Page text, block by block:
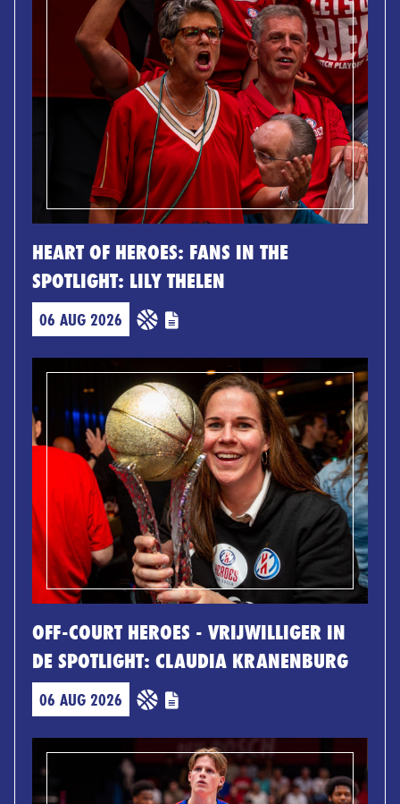
HEART OF HEROES: FANS IN THE
SPOTLIGHT: LILY THELEN
06 AUG 2026
OFF-COURT HEROES - VRIJWILLIGER IN
DE SPOTLIGHT: CLAUDIA KRANENBURG
06 AUG 2026